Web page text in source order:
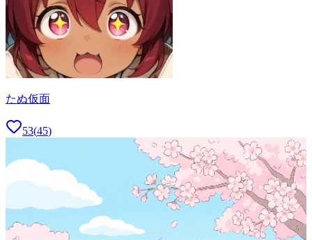
たぬ仮面
53(45)